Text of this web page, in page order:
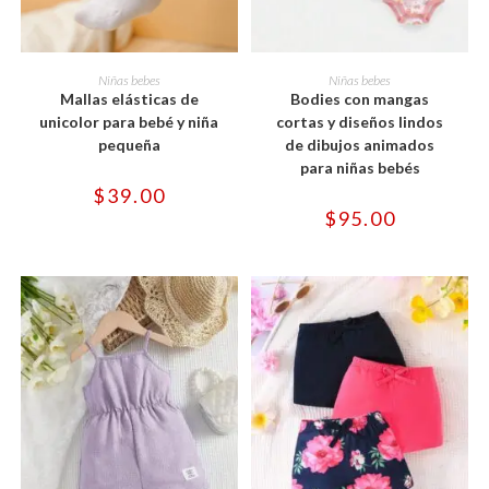
SELECCIONAR OPCIONES
Este
producto
tiene
múltiples
variantes.
opciones
elegir
producto
Niñas bebes
Mallas elásticas de
unicolor para bebé y niña
pequeña
$39.00
SELECCIONAR OPCIONES
producto
tiene
múltiples
variantes.
opciones
se
en
la
producto
Niñas bebes
Bodies con mangas
cortas y diseños lindos
de dibujos animados
para niñas bebés
$95.00